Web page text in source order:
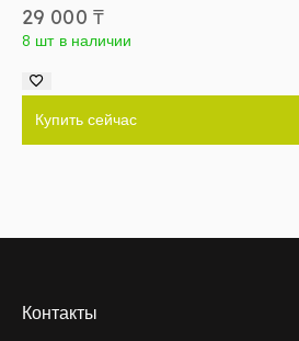
29 000 ₸
8 шт в наличии
Купить сейчас
Контакты